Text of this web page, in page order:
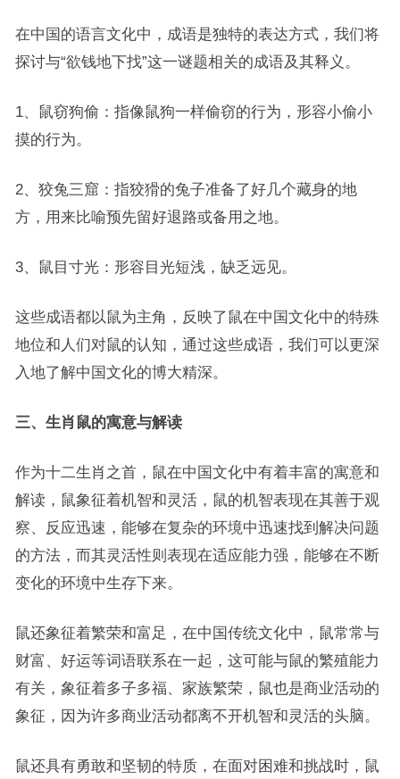
在中国的语言文化中，成语是独特的表达方式，我们将
探讨与“欲钱地下找”这一谜题相关的成语及其释义。
1、鼠窃狗偷：指像鼠狗一样偷窃的行为，形容小偷小
摸的行为。
2、狡兔三窟：指狡猾的兔子准备了好几个藏身的地
方，用来比喻预先留好退路或备用之地。
3、鼠目寸光：形容目光短浅，缺乏远见。
这些成语都以鼠为主角，反映了鼠在中国文化中的特殊
地位和人们对鼠的认知，通过这些成语，我们可以更深
入地了解中国文化的博大精深。
三、生肖鼠的寓意与解读
作为十二生肖之首，鼠在中国文化中有着丰富的寓意和
解读，鼠象征着机智和灵活，鼠的机智表现在其善于观
察、反应迅速，能够在复杂的环境中迅速找到解决问题
的方法，而其灵活性则表现在适应能力强，能够在不断
变化的环境中生存下来。
鼠还象征着繁荣和富足，在中国传统文化中，鼠常常与
财富、好运等词语联系在一起，这可能与鼠的繁殖能力
有关，象征着多子多福、家族繁荣，鼠也是商业活动的
象征，因为许多商业活动都离不开机智和灵活的头脑。
鼠还具有勇敢和坚韧的特质，在面对困难和挑战时，鼠